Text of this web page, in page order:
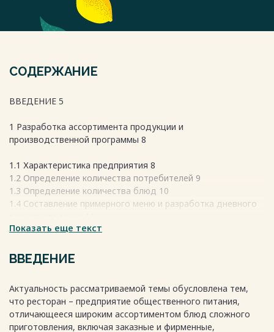
СОДЕРЖАНИЕ
ВВЕДЕНИЕ 5
1 Разработка ассортимента продукции и
производственной программы 8
1.1 Характеристика предприятия 8
1.2 Определение количества потребителей 9
1.3 Определение количества блюд 10
1.4 Составление примерного меню и разработка дневного
1.5 Составление сырьевой ведомости 15
2 Разработка технико-технологической документации на
блюдо 17
2.1 Составление проекта рецептуры 17
2.2 Расчёт уточнённой массы брутто 19
2.3 Составление акта контрольной отработки рецептуры и
Показать еще текст
ВВЕДЕНИЕ
Актуальность рассматриваемой темы обусловлена тем,
что ресторан – предприятие общественного питания,
отличающееся широким ассортиментом блюд сложного
приготовления, включая заказные и фирменные,